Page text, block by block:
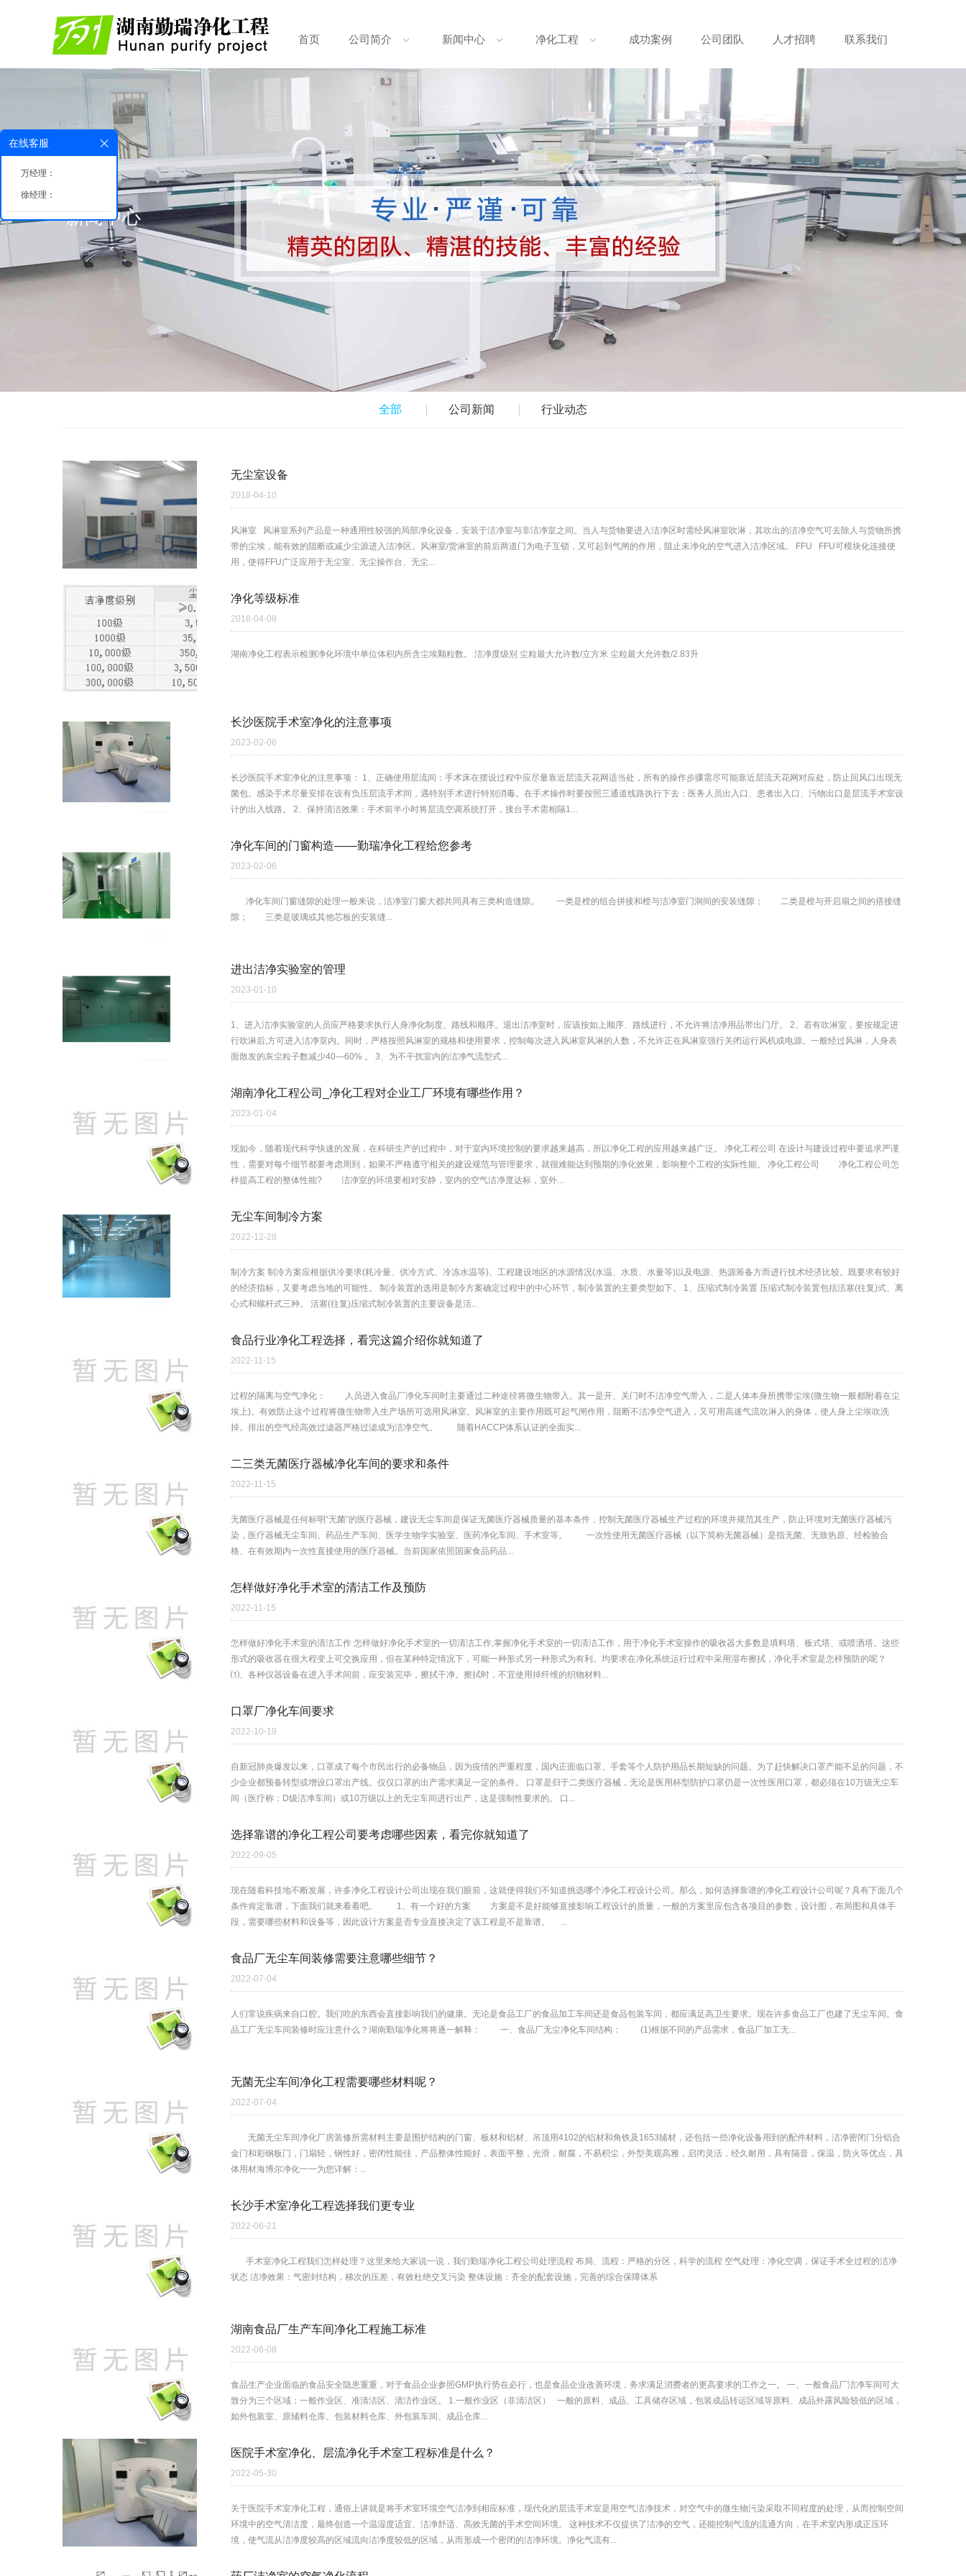
首页 公司简介 新闻中心 净化工程 成功案例 公司团队 人才招聘 联系我们
新闻中心
全部 公司新闻 行业动态
无尘室设备
2018-04-10
风淋室 风淋室系列产品是一种通用性较强的局部净化设备，安装于洁净室与非洁净室之间。当人与货物要进入洁净区时需经风淋室吹淋，其吹出的洁净空气可去除人与货物所携
带的尘埃，能有效的阻断或减少尘源进入洁净区。风淋室/货淋室的前后两道门为电子互锁，又可起到气闸的作用，阻止未净化的空气进入洁净区域。 FFU FFU可模块化连接使
用，使得FFU广泛应用于无尘室、无尘操作台、无尘...
净化等级标准
2018-04-08
湖南净化工程表示检测净化环境中单位体积内所含尘埃颗粒数。 洁净度级别 尘粒最大允许数/立方米 尘粒最大允许数/2.83升
长沙医院手术室净化的注意事项
2023-02-06
长沙医院手术室净化的注意事项： 1、正确使用层流间：手术床在摆设过程中应尽量靠近层流天花网适当处，所有的操作步骤需尽可能靠近层流天花网对应处，防止回风口出现无
菌包。感染手术尽量安排在设有负压层流手术间，遇特别手术进行特别消毒。在手术操作时要按照三通道线路执行下去：医务人员出入口、患者出入口、污物出口是层流手术室设
计的出入线路。 2、保持清洁效果：手术前半小时将层流空调系统打开，接台手术需相隔1...
净化车间的门窗构造——勤瑞净化工程给您参考
2023-02-06
净化车间门窗缝隙的处理一般来说，洁净室门窗大都共同具有三类构造缝隙。 一类是樘的组合拼接和樘与洁净室门洞间的安装缝隙； 二类是樘与开启扇之间的搭接缝
隙； 三类是玻璃或其他芯板的安装缝...
进出洁净实验室的管理
2023-01-10
1、进入洁净实验室的人员应严格要求执行人身净化制度、路线和顺序。退出洁净室时，应该按如上顺序、路线进行，不允许将洁净用品带出门厅。 2、若有吹淋室，要按规定进
行吹淋后,方可进入洁净室内。同时，严格按照风淋室的规格和使用要求，控制每次进入风淋室风淋的人数，不允许正在风淋室强行关闭运行风机或电源。一般经过风淋，人身表
面散发的灰尘粒子数减少40—60% 。 3、为不干扰室内的洁净气流型式...
湖南净化工程公司_净化工程对企业工厂环境有哪些作用？
2023-01-04
现如今，随着现代科学快速的发展，在科研生产的过程中，对于室内环境控制的要求越来越高，所以净化工程的应用越来越广泛。 净化工程公司 在设计与建设过程中要追求严谨
性，需要对每个细节都要考虑周到，如果不严格遵守相关的建设规范与管理要求，就很难能达到预期的净化效果，影响整个工程的实际性能。 净化工程公司 净化工程公司怎
样提高工程的整体性能? 洁净室的环境要相对安静，室内的空气洁净度达标，室外...
无尘车间制冷方案
2022-12-28
制冷方案 制冷方案应根据供冷要求(耗冷量、供冷方式、冷冻水温等)、工程建设地区的水源情况(水温、水质、水量等)以及电源、热源筹备方而进行技术经济比较。既要求有较好
的经济指标，又要考虑当地的可能性。 制冷装置的选用是制冷方案确定过程中的中心环节，制冷装置的主要类型如下。 1、压缩式制冷装置 压缩式制冷装置包括活塞(往复)式、离
心式和螺杆式三种。 活塞(往复)压缩式制冷装置的主要设备是活...
食品行业净化工程选择，看完这篇介绍你就知道了
2022-11-15
过程的隔离与空气净化： 人员进入食品厂净化车间时主要通过二种途径将微生物带入。其一是开、关门时不洁净空气带入，二是人体本身所携带尘埃(微生物一般都附着在尘
埃上)。有效防止这个过程将微生物带入生产场所可选用风淋室。风淋室的主要作用既可起气闸作用，阻断不洁净空气进入，又可用高速气流吹淋人的身体，使人身上尘埃吹洗
掉。排出的空气经高效过滤器严格过滤成为洁净空气。 随着HACCP体系认证的全面实...
二三类无菌医疗器械净化车间的要求和条件
2022-11-15
无菌医疗器械是任何标明“无菌”的医疗器械，建设无尘车间是保证无菌医疗器械质量的基本条件，控制无菌医疗器械生产过程的环境并规范其生产，防止环境对无菌医疗器械污
染，医疗器械无尘车间、药品生产车间、医学生物学实验室、医药净化车间、手术室等。 一次性使用无菌医疗器械（以下简称无菌器械）是指无菌、无致热原、经检验合
格、在有效期内一次性直接使用的医疗器械。当前国家依照国家食品药品...
怎样做好净化手术室的清洁工作及预防
2022-11-15
怎样做好净化手术室的清洁工作 怎样做好净化手术室的一切清洁工作,掌握净化手术室的一切清洁工作，用于净化手术室操作的吸收器大多数是填料塔、板式塔、或喷洒塔。这些
形式的吸收器在很大程变上可交换应用，但在某种特定情况下，可能一种形式另一种形式为有利。均要求在净化系统运行过程中采用湿布擦拭，净化手术室是怎样预防的呢？
⑴、各种仪器设备在进入手术间前，应安装完毕，擦拭干净。擦拭时，不宜使用掉纤维的织物材料...
口罩厂净化车间要求
2022-10-19
自新冠肺炎爆发以来，口罩成了每个市民出行的必备物品，因为疫情的严重程度，国内正面临口罩、手套等个人防护用品长期短缺的问题。为了赶快解决口罩产能不足的问题，不
少企业都预备转型或增设口罩出产线。仅仅口罩的出产需求满足一定的条件。 口罩是归于二类医疗器械，无论是医用杯型防护口罩仍是一次性医用口罩，都必须在10万级无尘车
间（医疗称：D级洁净车间）或10万级以上的无尘车间进行出产，这是强制性要求的。 口...
选择靠谱的净化工程公司要考虑哪些因素，看完你就知道了
2022-09-05
现在随着科技地不断发展，许多净化工程设计公司出现在我们眼前，这就使得我们不知道挑选哪个净化工程设计公司。那么，如何选择靠谱的净化工程设计公司呢？具有下面几个
条件肯定靠谱，下面我们就来看看吧。 1、有一个好的方案 方案是不是好能够直接影响工程设计的质量，一般的方案里应包含各项目的参数，设计图，布局图和具体手
段，需要哪些材料和设备等，因此设计方案是否专业直接决定了该工程是不是靠谱。 ...
食品厂无尘车间装修需要注意哪些细节？
2022-07-04
人们常说疾病来自口腔。我们吃的东西会直接影响我们的健康。无论是食品工厂的食品加工车间还是食品包装车间，都应满足高卫生要求。现在许多食品工厂也建了无尘车间。食
品工厂无尘车间装修时应注意什么？湖南勤瑞净化将将逐一解释： 一、食品厂无尘净化车间结构： (1)根据不同的产品需求，食品厂加工无...
无菌无尘车间净化工程需要哪些材料呢？
2022-07-04
无菌无尘车间净化厂房装修所需材料主要是围护结构的门窗、板材和铝材、吊顶用4102的铝材和角铁及1653辅材，还包括一些净化设备用到的配件材料，洁净密闭门分铝合
金门和彩钢板门，门扇轻，钢性好，密闭性能佳，产品整体性能好，表面平整，光滑，耐腐，不易积尘，外型美观高雅，启闭灵活，经久耐用，具有隔音，保温，防火等优点，具
体用材海博尔净化一一为您详解：...
长沙手术室净化工程选择我们更专业
2022-06-21
手术室净化工程我们怎样处理？这里来给大家说一说，我们勤瑞净化工程公司处理流程 布局、流程：严格的分区，科学的流程 空气处理：净化空调，保证手术全过程的洁净
状态 洁净效果：气密封结构，梯次的压差，有效杜绝交叉污染 整体设施：齐全的配套设施，完善的综合保障体系
湖南食品厂生产车间净化工程施工标准
2022-06-08
食品生产企业面临的食品安全隐患重重，对于食品企业参照GMP执行势在必行，也是食品企业改善环境，务求满足消费者的更高要求的工作之一。 一、一般食品厂洁净车间可大
致分为三个区域：一般作业区、准清洁区、清洁作业区。 1.一般作业区（非清洁区） 一般的原料、成品、工具储存区域，包装成品转运区域等原料、成品外露风险较低的区域，
如外包装室、原辅料仓库、包装材料仓库、外包装车间、成品仓库...
医院手术室净化、层流净化手术室工程标准是什么？
2022-05-30
关于医院手术室净化工程，通俗上讲就是将手术室环境空气洁净到相应标准，现代化的层流手术室是用空气洁净技术，对空气中的微生物污染采取不同程度的处理，从而控制空间
环境中的空气清洁度，最终创造一个温湿度适宜、洁净舒适、高效无菌的手术空间环境。 这种技术不仅提供了洁净的空气，还能控制气流的流通方向，在手术室内形成正压环
境，使气流从洁净度较高的区域流向洁净度较低的区域，从而形成一个密闭的洁净环境。净化气流有...
在线客服
万经理：
徐经理：